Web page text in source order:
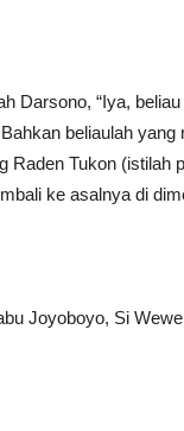
Darsono, “Iya,
beliaulah
Raden Tukon
ke asalnya di
Joyoboyo, Si